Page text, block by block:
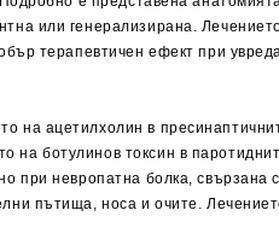
или генерализирана.
терапевтичен ефект при
на ацетилхолин в
на ботулинов токсин в
при невропатна болка, свързана
пътища, носа и очите.